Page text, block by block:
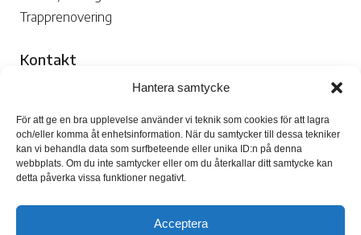
Hantera samtycke
För att ge en bra upplevelse använder vi teknik som cookies för att lagra
och/eller komma åt enhetsinformation. När du samtycker till dessa tekniker
kan vi behandla data som surfbeteende eller unika ID:n på denna
webbplats. Om du inte samtycker eller om du återkallar ditt samtycke kan
detta påverka vissa funktioner negativt.
Acceptera
Trapprenovering
Kontakt
 070-109 29 02